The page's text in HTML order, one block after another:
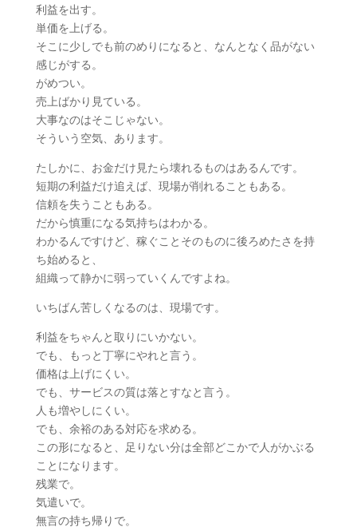
利益を出す。
単価を上げる。
そこに少しでも前のめりになると、なんとなく品がない
感じがする。
がめつい。
売上ばかり見ている。
大事なのはそこじゃない。
そういう空気、あります。
たしかに、お金だけ見たら壊れるものはあるんです。
短期の利益だけ追えば、現場が削れることもある。
信頼を失うこともある。
だから慎重になる気持ちはわかる。
わかるんですけど、稼ぐことそのものに後ろめたさを持
ち始めると、
組織って静かに弱っていくんですよね。
いちばん苦しくなるのは、現場です。
利益をちゃんと取りにいかない。
でも、もっと丁寧にやれと言う。
価格は上げにくい。
でも、サービスの質は落とすなと言う。
人も増やしにくい。
でも、余裕のある対応を求める。
この形になると、足りない分は全部どこかで人がかぶる
ことになります。
残業で。
気遣いで。
無言の持ち帰りで。